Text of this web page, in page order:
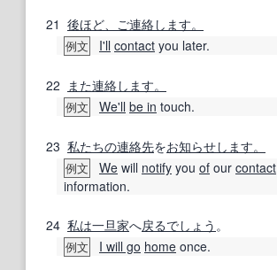
21 後ほど、ご連絡します。
例文 I'll contact you later.
22 また連絡します。
例文 We'll be in touch.
23 私たちの連絡先をお知らせします。
例文 We will notify you of our contact
information.
24 私は一旦家へ戻るでしょう 。
例文 I will go home once.